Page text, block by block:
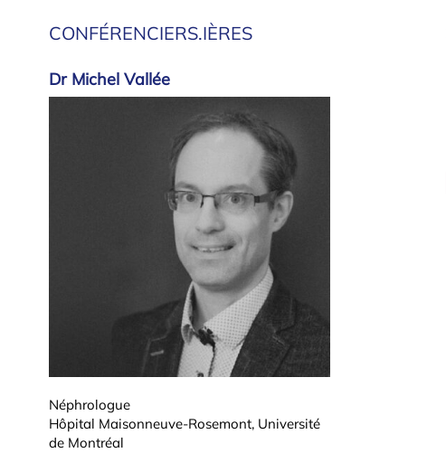
CONFÉRENCIERS.IÈRES
Dr Michel Vallée
Néphrologue
Hôpital Maisonneuve-Rosemont, Université
de Montréal